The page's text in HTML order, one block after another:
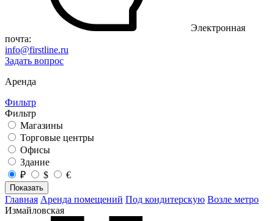
Электронная
почта:
info@firstline.ru
Задать вопрос
Аренда
Фильтр
Фильтр
Магазины
Торговые центры
Офисы
Здание
₽
$ €
Показать
Главная Аренда помещений Под кондитерскую Возле метро
Измайловская